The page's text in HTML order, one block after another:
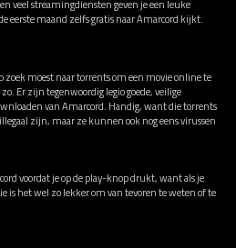
veel streamingdiensten geven je een leuke
eerste maand zelfs gratis naar Amarcord kijkt.
zoek moest naar torrents om een movie online te
Er zijn tegenwoordig legio goede, veilige
van Amarcord. Handig, want die torrents
zijn, maar ze kunnen ook nog eens virussen
voordat je op de play-knop drukt, want als je
is het wel zo lekker om van tevoren te weten of te